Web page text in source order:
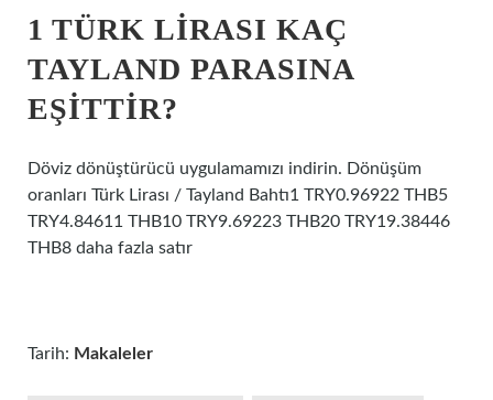
1 TÜRK LIRASI KAÇ
TAYLAND PARASINA
EŞITTIR?
Döviz dönüştürücü uygulamamızı indirin. Dönüşüm
oranları Türk Lirası / Tayland Bahtı1 TRY0.96922 THB5
TRY4.84611 THB10 TRY9.69223 THB20 TRY19.38446
THB8 daha fazla satır
Tarih: Makaleler